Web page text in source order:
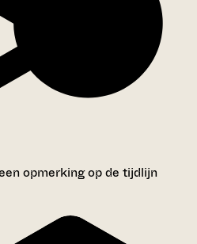
opmerking op de tijdlijn